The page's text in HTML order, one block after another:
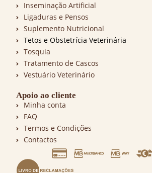
Inseminação Artificial
Ligaduras e Pensos
Suplemento Nutricional
Tetos e Obstetrícia Veterinária
Tosquia
Tratamento de Cascos
Vestuário Veterinário
Apoio ao cliente
Minha conta
FAQ
Termos e Condições
Contactos